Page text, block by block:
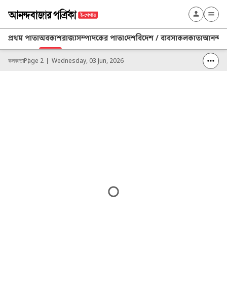
প্রথম পাতাঅবকাশরাজ্যসম্পাদকের পাতাদেশবিদেশ / ব্যবসাকলকাতাআনন্দ
কলকাতাPage 2 Wednesday, 03 Jun, 2026